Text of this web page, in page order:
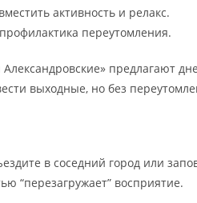
активность и релакс.
переутомления.
предлагают
выходные, но без
в соседний город или
“перезагружает” восприятие.